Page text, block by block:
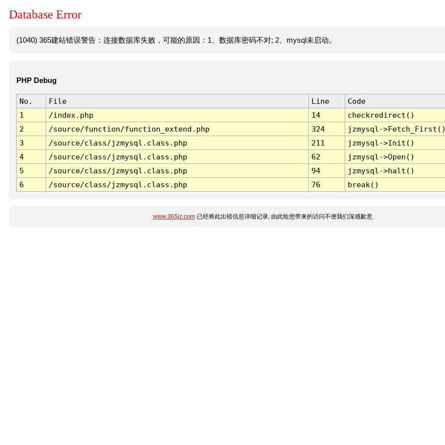
Database Error
(1040) 365建站错误警告：连接数据库失败，可能的原因：1、数据库密码不对; 2、mysql未启动。
PHP Debug
No. File Line
Code
1
/index.php 14
checkredirect()
2
/source/function/function_extend.php 324
jzmysql-
3
/source/class/jzmysql.class.php 211
jzmysql->Init()
4
/source/class/jzmysql.class.php 62
jzmysql->Open()
5
/source/class/jzmysql.class.php 94
jzmysql->halt()
6
/source/class/jzmysql.class.php 76 break()
www.365jz.com已经将此出错信息详细记录, 由此给您带来的访问不便我们深感歉意.